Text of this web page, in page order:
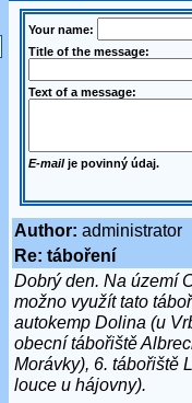
Your name:
Title of the message:
Text of a message:
E-mailje povinný údaj.
Author: administrator
Re: táboření
Dobrý den. Na území
možno využít tato
autokemp Dolina (u
obecní tábořiště
Morávky), 6. tábořiště
louce u hájovny).